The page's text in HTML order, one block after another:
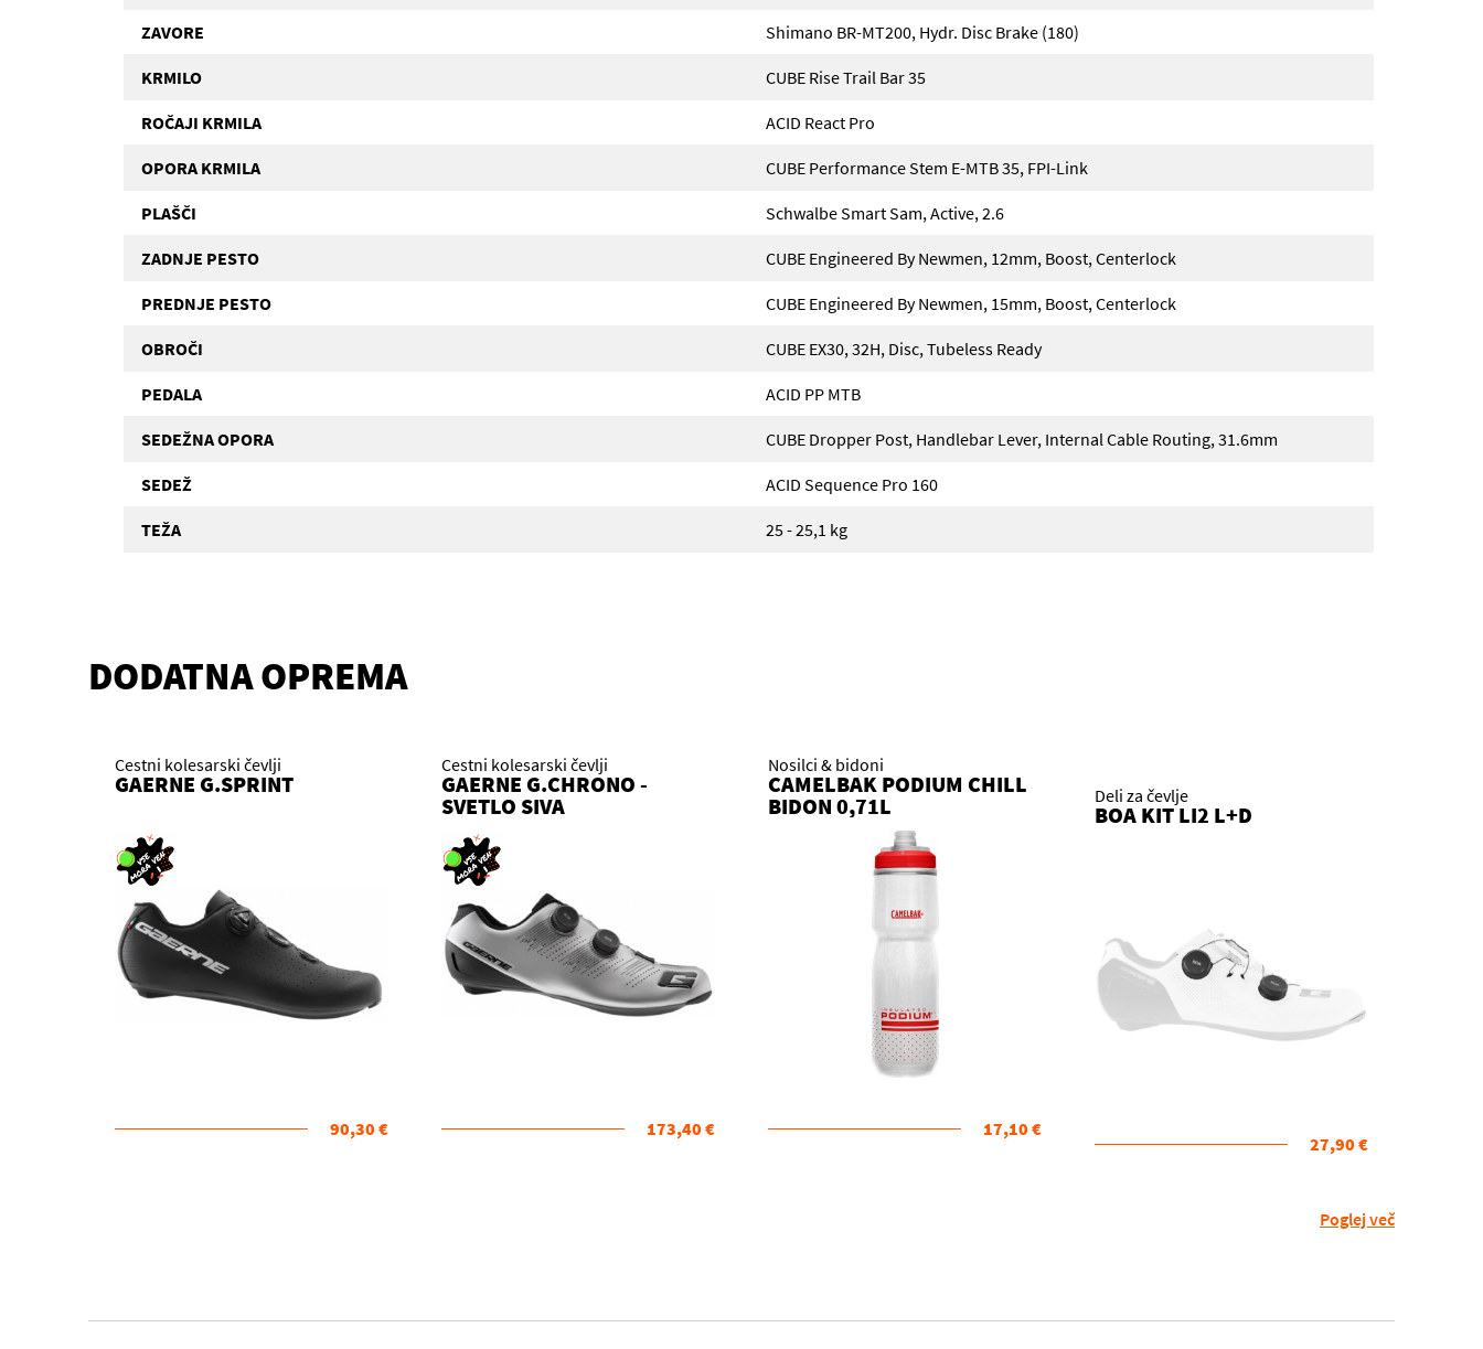
ZAVORE Shimano BR-MT200, Hydr. Disc Brake (180)
KRMILO CUBE Rise Trail Bar 35
ROČAJI KRMILA ACID React Pro
OPORA KRMILA CUBE Performance Stem E-MTB 35, FPI-Link
PLAŠČI Schwalbe Smart Sam, Active, 2.6
ZADNJE PESTO CUBE Engineered By Newmen, 12mm, Boost, Centerlock
PREDNJE PESTO CUBE Engineered By Newmen, 15mm, Boost, Centerlock
OBROČI CUBE EX30, 32H, Disc, Tubeless Ready
PEDALA ACID PP MTB
SEDEŽNA OPORA CUBE Dropper Post, Handlebar Lever, Internal Cable Routing, 31.6mm
SEDEŽ ACID Sequence Pro 160
TEŽA 25 - 25,1 kg
DODATNA OPREMA
Cestni kolesarski čevlji
GAERNE G.SPRINT
90,30 €
Cestni kolesarski čevlji
GAERNE G.CHRONO -
SVETLO SIVA
173,40 €
Nosilci & bidoni
CAMELBAK PODIUM CHILL
BIDON 0,71L
17,10 €
Deli za čevlje
BOA KIT LI2 L+D
27,90 €
Poglej več